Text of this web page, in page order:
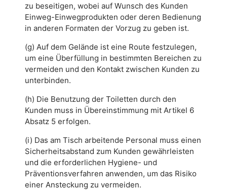
zu beseitigen, wobei auf Wunsch des Kunden
Einweg-Einwegprodukten oder deren Bedienung
in anderen Formaten der Vorzug zu geben ist.
(g) Auf dem Gelände ist eine Route festzulegen,
um eine Überfüllung in bestimmten Bereichen zu
vermeiden und den Kontakt zwischen Kunden zu
unterbinden.
(h) Die Benutzung der Toiletten durch den
Kunden muss in Übereinstimmung mit Artikel 6
Absatz 5 erfolgen.
(i) Das am Tisch arbeitende Personal muss einen
Sicherheitsabstand zum Kunden gewährleisten
und die erforderlichen Hygiene- und
Präventionsverfahren anwenden, um das Risiko
einer Ansteckung zu vermeiden.